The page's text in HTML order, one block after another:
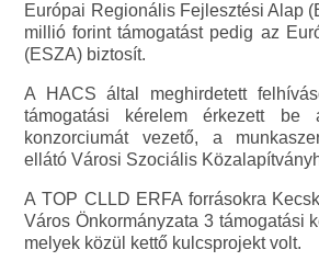
Európai Regionális Fejlesztési Alap
millió forint támogatást pedig az
(ESZA) biztosít.
A HACS által meghirdetett
támogatási kérelem érkezett be
konzorciumát vezető, a
ellátó Városi Szociális
A TOP CLLD ERFA forrásokra
Város Önkormányzata 3 támogatási
melyek közül kettő kulcsprojekt volt.